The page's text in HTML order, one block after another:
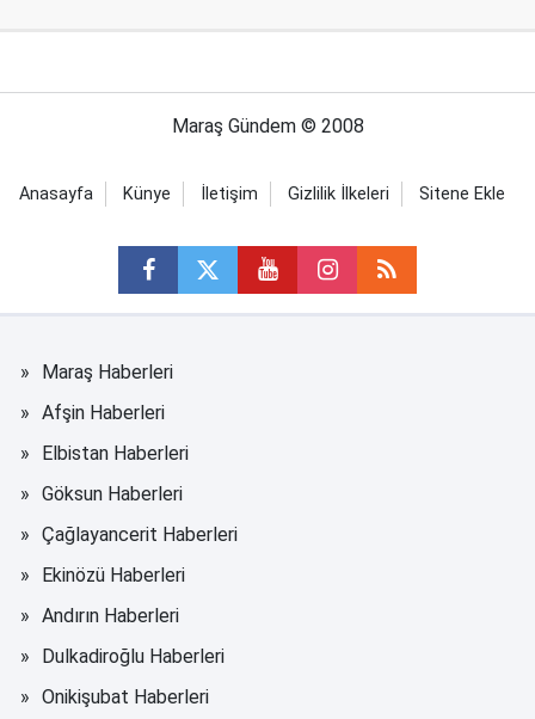
Maraş Gündem © 2008
Anasayfa Künye İletişim Gizlilik İlkeleri Sitene Ekle
Maraş Haberleri
Afşin Haberleri
Elbistan Haberleri
Göksun Haberleri
Çağlayancerit Haberleri
Ekinözü Haberleri
Andırın Haberleri
Dulkadiroğlu Haberleri
Onikişubat Haberleri